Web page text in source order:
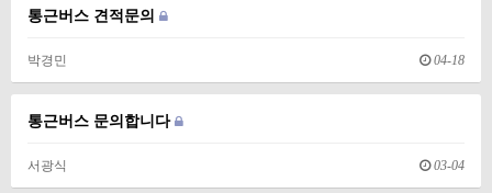
통근버스 견적문의
박경민 04-18
통근버스 문의합니다
서광식 03-04